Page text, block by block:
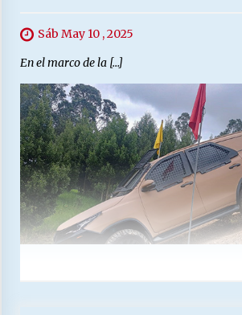
Sáb May 10 , 2025
En el marco de la […]